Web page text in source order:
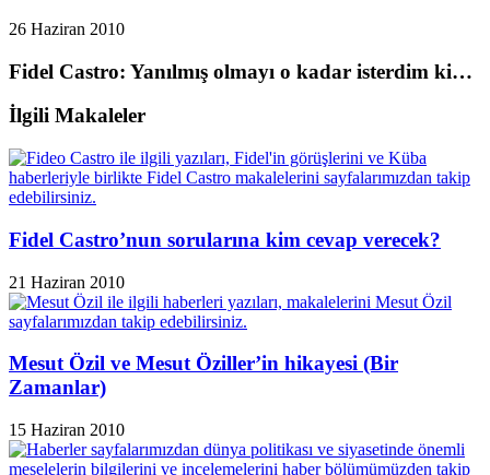
26 Haziran 2010
Fidel Castro: Yanılmış olmayı o kadar isterdim ki…
İlgili Makaleler
Fidel Castro’nun sorularına kim cevap verecek?
21 Haziran 2010
Mesut Özil ve Mesut Öziller’in hikayesi (Bir
Zamanlar)
15 Haziran 2010